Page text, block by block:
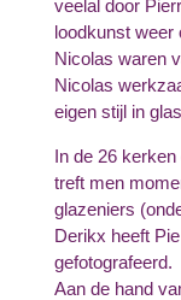
veelal door
loodkunst weer
Nicolas waren
Nicolas
eigen stijl in
In de 26
treft men
glazeniers
Derikx heeft
gefotografeerd.
Aan de hand